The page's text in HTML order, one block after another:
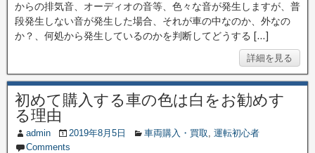
からの排気音、オーディオの音等、色々な音が発生しますが、普
段発生しない音が発生した場合、それが車の中なのか、外なの
か？、何処から発生しているのかを判断してどうする […]
詳細を見る
初めて購入する車の色は白をお勧めす
る理由
admin 2019年8月5日 車両購入・買取, 運転初心者
Comments